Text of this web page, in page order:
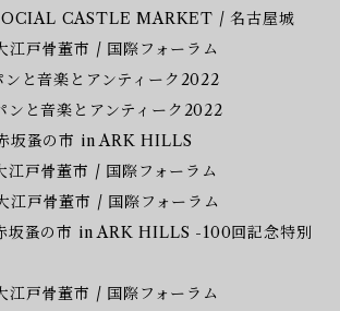
CASTLE MARKET / 名古屋城
戸骨董市 / 国際フォーラム
と音楽とアンティーク2022
と音楽とアンティーク2022
坂蚤の市 in ARK HILLS
戸骨董市 / 国際フォーラム
戸骨董市 / 国際フォーラム
坂蚤の市 in ARK HILLS -100回記念特別
戸骨董市 / 国際フォーラム